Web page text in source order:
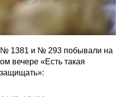
1381 и № 293 побывали на
вечере «Есть такая